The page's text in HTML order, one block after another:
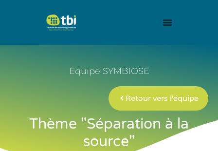
Equipe SYMBIOSE
Retour vers l'équipe
Thème "Séparation à la
source"